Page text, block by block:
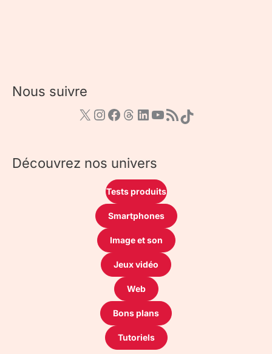
Nous suivre
Découvrez nos univers
Tests produits
Smartphones
Image et son
Jeux vidéo
Web
Bons plans
Tutoriels